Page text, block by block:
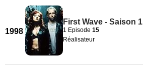
1998
First Wave - Saison 1
1 Episode 15
Réalisateur